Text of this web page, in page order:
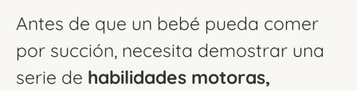
Antes de que un bebé pueda comer
por succión, necesita demostrar una
serie de habilidades motoras,